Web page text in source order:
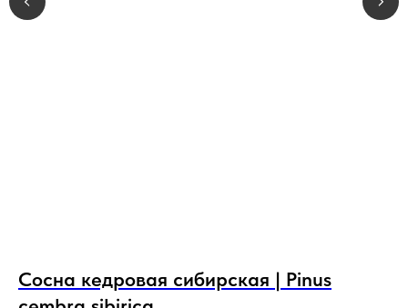
Сосна кедровая сибирская | Pinus